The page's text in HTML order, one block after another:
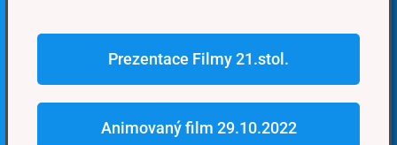
Prezentace Filmy 21.stol.
Animovaný film 29.10.2022